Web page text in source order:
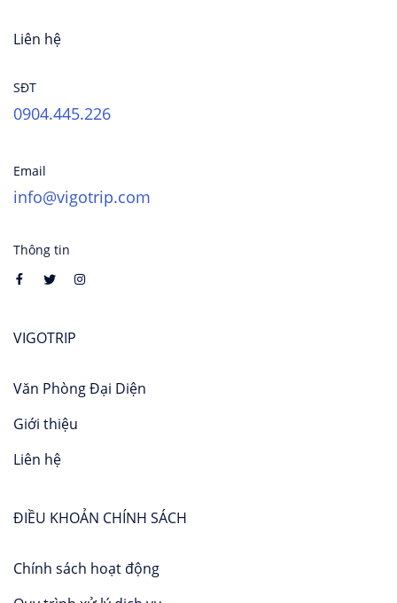
Liên hệ
SĐT
0904.445.226
Email
info@vigotrip.com
Thông tin
VIGOTRIP
Văn Phòng Đại Diện
Giới thiệu
Liên hệ
ĐIỀU KHOẢN CHÍNH SÁCH
Chính sách hoạt động